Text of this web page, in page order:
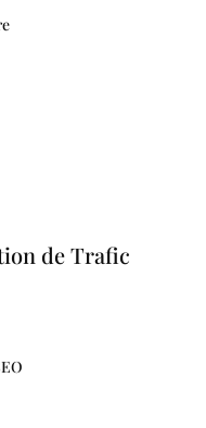
de Trafic